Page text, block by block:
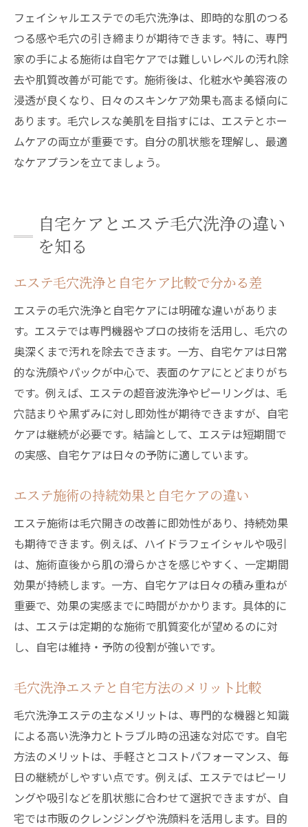
フェイシャルエステでの毛穴洗浄は、即時的な肌のつる
つる感や毛穴の引き締まりが期待できます。特に、専門
家の手による施術は自宅ケアでは難しいレベルの汚れ除
去や肌質改善が可能です。施術後は、化粧水や美容液の
浸透が良くなり、日々のスキンケア効果も高まる傾向に
あります。毛穴レスな美肌を目指すには、エステとホー
ムケアの両立が重要です。自分の肌状態を理解し、最適
なケアプランを立てましょう。
自宅ケアとエステ毛穴洗浄の違い
を知る
エステ毛穴洗浄と自宅ケア比較で分かる差
エステの毛穴洗浄と自宅ケアには明確な違いがありま
す。エステでは専門機器やプロの技術を活用し、毛穴の
奥深くまで汚れを除去できます。一方、自宅ケアは日常
的な洗顔やパックが中心で、表面のケアにとどまりがち
です。例えば、エステの超音波洗浄やピーリングは、毛
穴詰まりや黒ずみに対し即効性が期待できますが、自宅
ケアは継続が必要です。結論として、エステは短期間で
の実感、自宅ケアは日々の予防に適しています。
エステ施術の持続効果と自宅ケアの違い
エステ施術は毛穴開きの改善に即効性があり、持続効果
も期待できます。例えば、ハイドラフェイシャルや吸引
は、施術直後から肌の滑らかさを感じやすく、一定期間
効果が持続します。一方、自宅ケアは日々の積み重ねが
重要で、効果の実感までに時間がかかります。具体的に
は、エステは定期的な施術で肌質変化が望めるのに対
し、自宅は維持・予防の役割が強いです。
毛穴洗浄エステと自宅方法のメリット比較
毛穴洗浄エステの主なメリットは、専門的な機器と知識
による高い洗浄力とトラブル時の迅速な対応です。自宅
方法のメリットは、手軽さとコストパフォーマンス、毎
日の継続がしやすい点です。例えば、エステではピーリ
ングや吸引などを肌状態に合わせて選択できますが、自
宅では市販のクレンジングや洗顔料を活用します。目的